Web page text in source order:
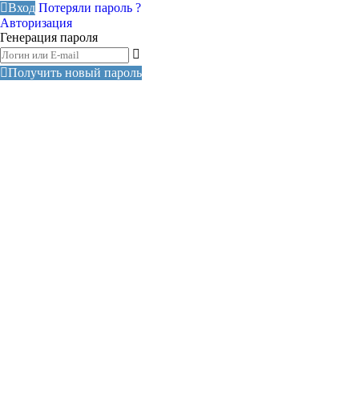
Вход Потеряли пароль ?
Авторизация
Генерация пароля
Получить новый пароль